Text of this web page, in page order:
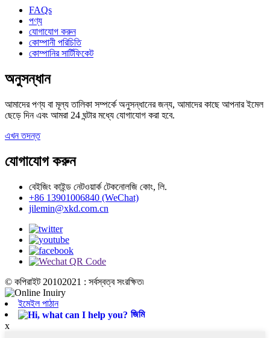
FAQs
পণ্য
যোগাযোগ করুন
কোম্পানী পরিচিতি
কোম্পানির সার্টিফিকেট
অনুসন্ধান
আমাদের পণ্য বা মূল্য তালিকা সম্পর্কে অনুসন্ধানের জন্য, আমাদের কাছে আপনার ইমেল
ছেড়ে দিন এবং আমরা 24 ঘন্টার মধ্যে যোগাযোগ করা হবে.
এখন তদন্ত
যোগাযোগ করুন
বেইজিং কাইন্ড নেটওয়ার্ক টেকনোলজি কোং, লি.
+86 13901006840 (WeChat)
jilemin@xkd.com.cn
© কপিরাইট 20102021 : সর্বস্বত্ব সংরক্ষিত৷
ইমেইল পাঠান
জিমি
x